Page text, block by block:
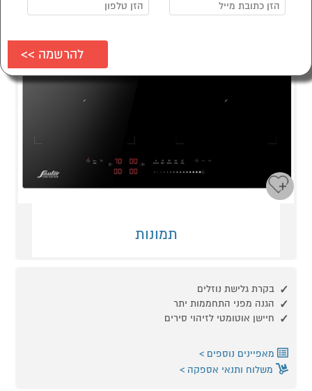
תמונות
בקרת גלישת נוזלים
הגנה מפני התחממות יתר
חיישן אוטומטי לזיהוי סירים
מאפיינים נוספים
משלוח ותנאי אספקה